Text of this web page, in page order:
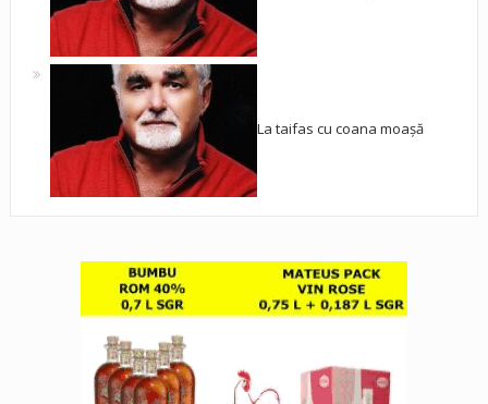
La taifas cu coana moașă